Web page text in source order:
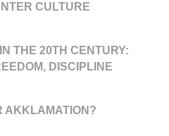
CULTURE
THE 20TH CENTURY:
DISCIPLINE
AKKLAMATION?